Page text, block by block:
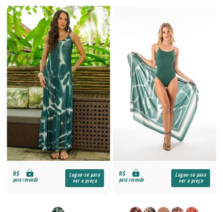
R$
para revenda
Logue-se para
ver o preço
R$
para revenda
Logue-se para
ver o preço